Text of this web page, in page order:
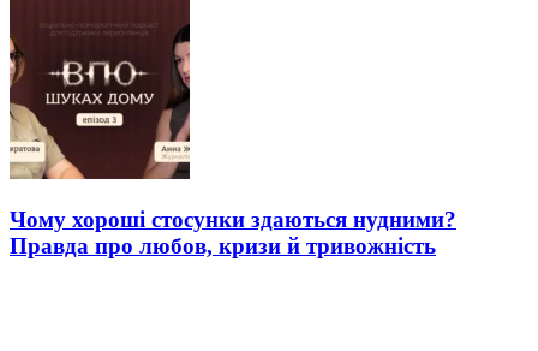
Чому хороші стосунки здаються нудними?
Правда про любов, кризи й тривожність